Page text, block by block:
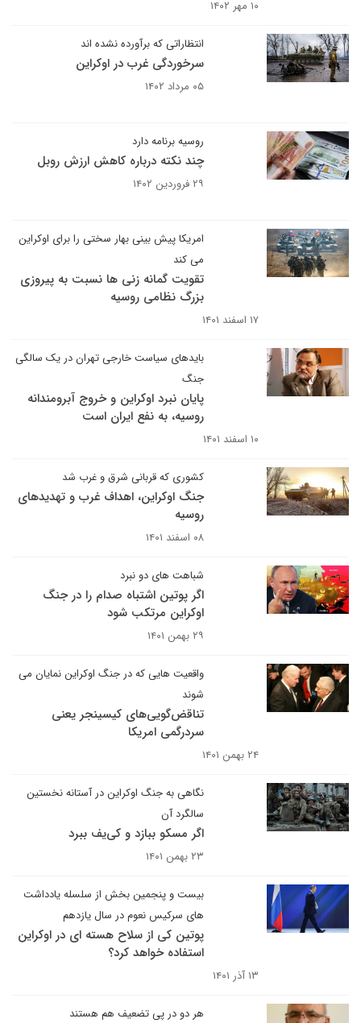
۱۰ مهر ۱۴۰۲
انتظاراتی که برآورده نشده اند
سرخوردگی غرب در اوکراین
۰۵ مرداد ۱۴۰۲
روسیه برنامه دارد
چند نکته درباره کاهش ارزش روبل
۲۹ فروردین ۱۴۰۲
امریکا پیش بینی بهار سختی را برای اوکراین
می کند
تقویت گمانه زنی ها نسبت به پیروزی
بزرگ نظامی روسیه
۱۷ اسفند ۱۴۰۱
بایدهای سیاست خارجی تهران در یک سالگی
جنگ
پایان نبرد اوکراین و خروج آبرومندانه
روسیه، به نفع ایران است
۱۰ اسفند ۱۴۰۱
کشوری که قربانی شرق و غرب شد
جنگ اوکراین، اهداف غرب و تهدیدهای
روسیه
۰۸ اسفند ۱۴۰۱
شباهت های دو نبرد
اگر پوتین اشتباه صدام را در جنگ
اوکراین مرتکب شود
۲۹ بهمن ۱۴۰۱
واقعیت هایی که در جنگ اوکراین نمایان می
شوند
تناقض‌گویی‌های کیسینجر یعنی
سردرگمی امریکا
۲۴ بهمن ۱۴۰۱
نگاهی به جنگ اوکراین در آستانه نخستین
سالگرد آن
اگر مسکو ببازد و کی‌یف ببرد
۲۳ بهمن ۱۴۰۱
بیست و پنجمین بخش از سلسله یادداشت
های سرکیس نعوم در سال یازدهم
پوتین کی از سلاح هسته ای در اوکراین
استفاده خواهد کرد؟
۱۳ آذر ۱۴۰۱
هر دو در پی تضعیف هم هستند